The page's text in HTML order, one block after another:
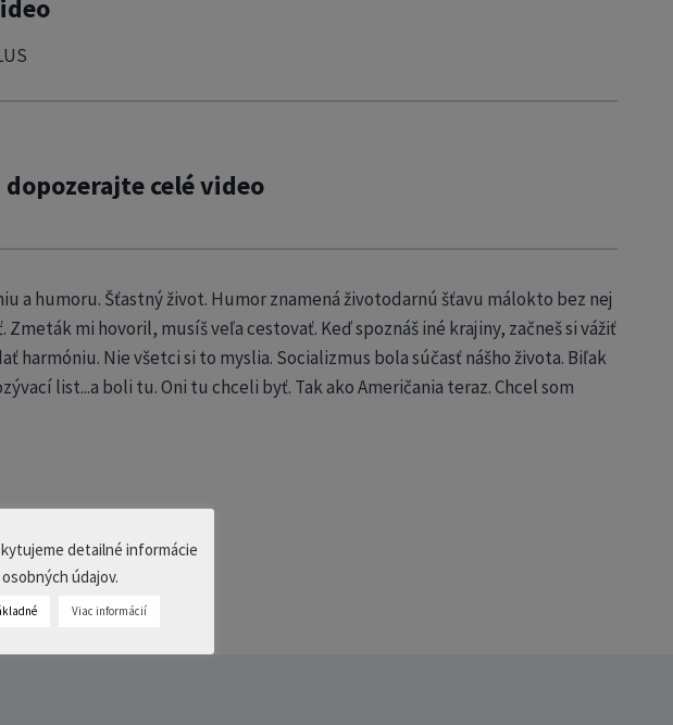
dopozerajte celé video
a humoru. Šťastný život. Humor znamená životodarnú šťavu málokto bez nej
mi hovoril, musíš veľa cestovať. Keď spoznáš iné krajiny, začneš si vážiť
harmóniu. Nie všetci si to myslia. Socializmus bola súčasť nášho života. Biľak
list...a boli tu. Oni tu chceli byť. Tak ako Američania teraz. Chcel som
detailné informácie
údajov.
Viac informácií